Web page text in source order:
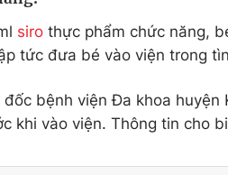
sống
siro thực phẩm chức năng,
tức đưa bé vào viện trong
bệnh viện Đa khoa huyện
khi vào viện. Thông tin cho